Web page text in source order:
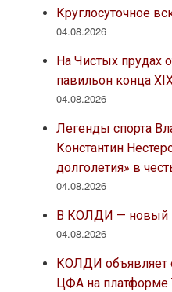
Круглосуточное
04.08.2026
На Чистых прудах
павильон конца
04.08.2026
Легенды спорта
Константин
долголетия» в
04.08.2026
В КОЛДИ — новый
04.08.2026
КОЛДИ объявляет
ЦФА на платформе